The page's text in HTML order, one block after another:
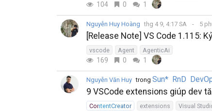
104 0 1
Nguyễn Huy Hoàng thg 4 9, 4:17 SA 5
[Release Note] VS Code 1.115:
vscode Agent AgenticAi
169 0 1
Nguyễn Văn Huy trong Sun* RnD
9 VSCode extensions giúp dev
ContentCreator extensions Visual